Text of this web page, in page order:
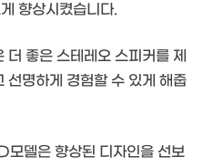
향상시켰습니다.
좋은 스테레오 스피커를 제
선명하게 경험할 수 있게 해줍
델은 향상된 디자인을 선보